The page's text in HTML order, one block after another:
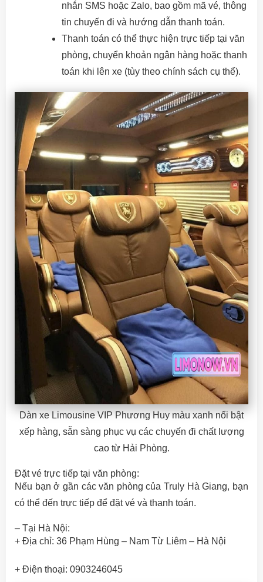
nhắn SMS hoặc Zalo, bao gồm mã vé, thông
tin chuyến đi và hướng dẫn thanh toán.
Thanh toán có thể thực hiện trực tiếp tại văn
phòng, chuyển khoản ngân hàng hoặc thanh
toán khi lên xe (tùy theo chính sách cụ thể).
Dàn xe Limousine VIP Phương Huy màu xanh nổi bật
xếp hàng, sẵn sàng phục vụ các chuyến đi chất lượng
cao từ Hải Phòng.
Đặt vé trực tiếp tại văn phòng:
Nếu bạn ở gần các văn phòng của Truly Hà Giang, bạn
có thể đến trực tiếp để đặt vé và thanh toán.
– Tại Hà Nội:
+ Địa chỉ: 36 Phạm Hùng – Nam Từ Liêm – Hà Nội
+ Điện thoại: 0903246045